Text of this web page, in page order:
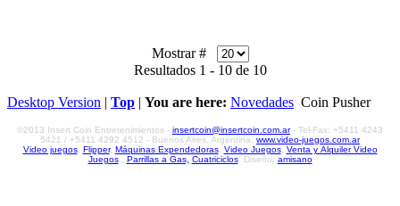
Mostrar #
Resultados 1 - 10 de 10
Desktop Version | Top | You are here: Novedades Coin Pusher
©2013 Insert Coin Entretenimientos - insertcoin@insertcoin.com.ar- Tel-Fax: +5411 4243
5421 / +5411 4292 4512 - Buenos Aires, Argentina, www.video-juegos.com.ar
Video juegos, Flipper, Máquinas Expendedoras, Video Juegos, Venta y Alquiler Video
Juegos, Parrillas a Gas, Cuatriciclos. Diseño: amisano